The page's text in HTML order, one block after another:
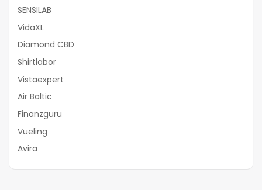
SENSILAB
VidaXL
Diamond CBD
Shirtlabor
Vistaexpert
Air Baltic
Finanzguru
Vueling
Avira